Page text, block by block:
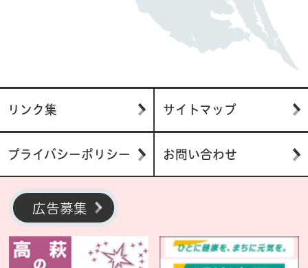
リンク集 サイトマップ
プライバシーポリシー お問い合わせ
広告募集